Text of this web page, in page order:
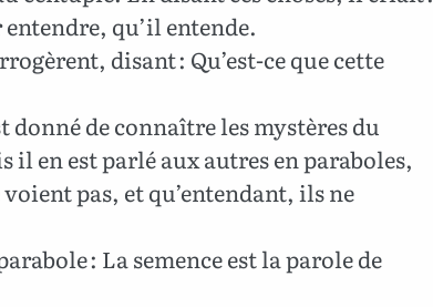
qu’il entende.
disant : Qu’est-ce que cette
donné de connaître les mystères du
il en est parlé aux autres en paraboles,
pas, et qu’entendant, ils ne
: La semence est la parole de